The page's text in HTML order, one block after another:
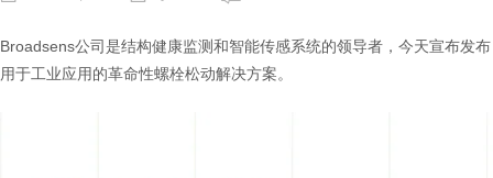
Broadsens公司是结构健康监测和智能传感系统的领导者，今天宣布发布
用于工业应用的革命性螺栓松动解决方案。